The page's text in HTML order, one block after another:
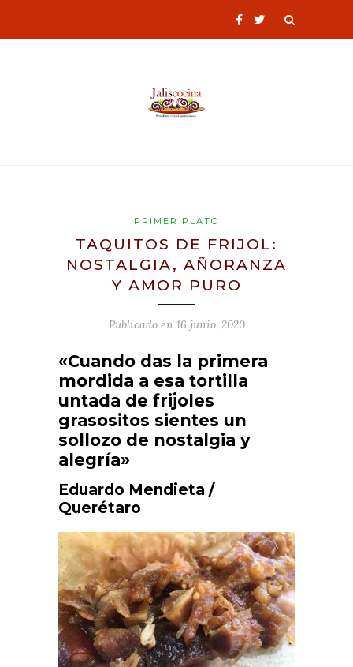
PRIMER PLATO
TAQUITOS DE FRIJOL:
NOSTALGIA, AÑORANZA
Y AMOR PURO
Publicado en 16 junio, 2020
«Cuando das la primera
mordida a esa tortilla
untada de frijoles
grasositos sientes un
sollozo de nostalgia y
alegría»
Eduardo Mendieta /
Querétaro